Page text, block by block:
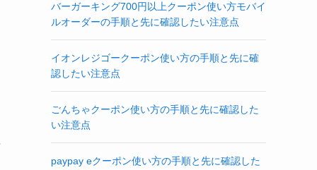
バーガーキング700円以上クーポン使い方モバイ
ルオーダーの手順と先に確認したい注意点
イオンレジゴークーポン使い方の手順と先に確
認したい注意点
ごんちゃクーポン使い方の手順と先に確認した
い注意点
paypay eクーポン使い方の手順と先に確認した